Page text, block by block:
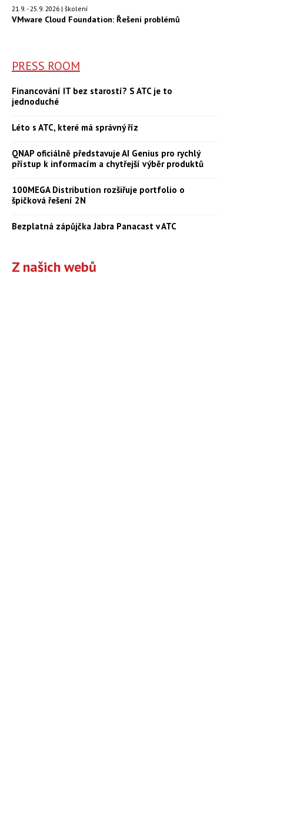
21.9. - 25.9. 2026 | školení
VMware Cloud Foundation: Řešení problémů
PRESS ROOM
Financování IT bez starostí? S ATC je to
jednoduché
Léto s ATC, které má správný říz
QNAP oficiálně představuje AI Genius pro rychlý
přístup k informacím a chytřejší výběr produktů
100MEGA Distribution rozšiřuje portfolio o
špičková řešení 2N
Bezplatná zápůjčka Jabra Panacast v ATC
Z našich webů